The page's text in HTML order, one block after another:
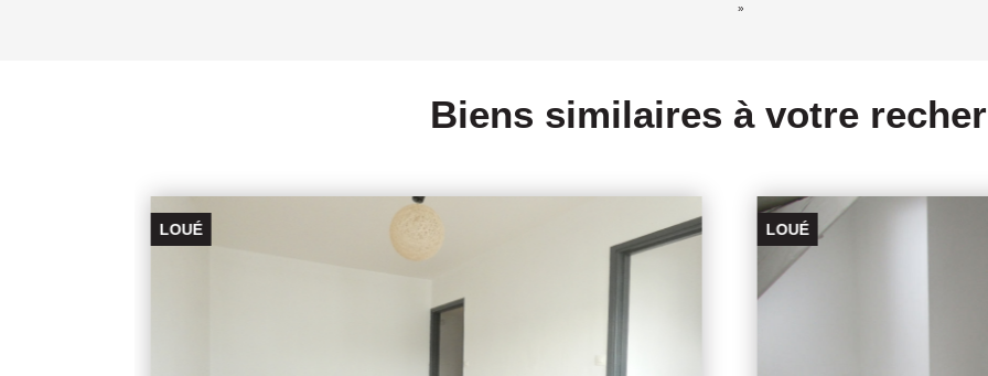
»
Biens similaires à votre
LOUÉ LOUE PAR L'AGENCE